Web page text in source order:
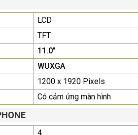
LCD
TFT
11.0"
WUXGA
1200 x 1920 Pixels
Có cảm ứng màn hình
4